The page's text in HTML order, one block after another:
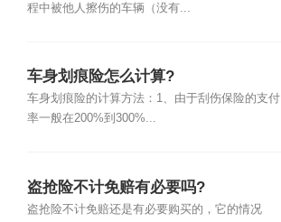
程中被他人擦伤的车辆（没有...
车身划痕险怎么计算?
车身划痕险的计算方法：1、由于刮伤保险的支付
率一般在200%到300%...
盗抢险不计免赔有必要吗?
盗抢险不计免赔还是有必要购买的，它的情况